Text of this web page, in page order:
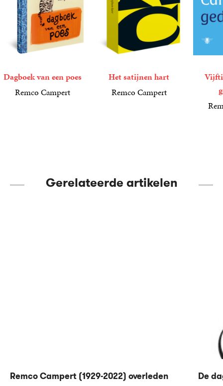
Dagboek van een poes
Remco Campert
Het satijnen hart
Remco Campert
Gerelateerde artikelen
Remco Campert (1929-2022) overleden De